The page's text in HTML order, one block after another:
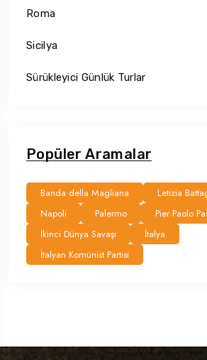
Roma
Sicilya
Sürükleyici Günlük Turlar
Popüler Aramalar
Banda della Magliana Letizia
Napoli
Palermo Pier Paolo
İkinci Dünya Savaşı
İtalya
İtalyan Komünist Partisi